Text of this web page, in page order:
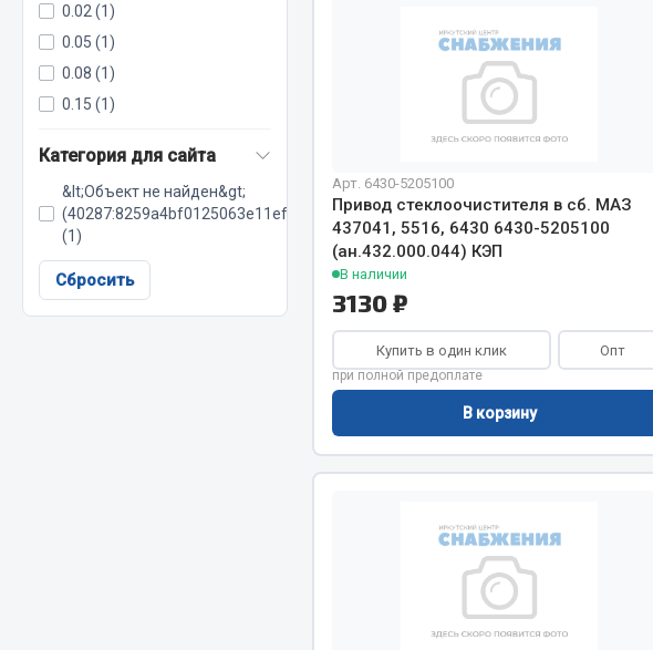
Весь раздел
Запчасти МАЗ
Система питания
Подвеска
Тормозная система
Двери
Окно ветровое
Двигатель
Запчасти Урал
Мост задний
Система питания
Система выпуска газа
Тормозная система
Подвеска
Двигатель
Система охлаждения
Сцепление
0.02 (1)
0.05 (1)
0.08 (1)
0.15 (1)
Категория для сайта
&lt;Объект не найден&gt;
(40287:8259a4bf0125063e11efef60c285d8fd)
(1)
Сбросить
Арт. 6430-5205100
Привод стеклоочистителя в сб. МАЗ
437041, 5516, 6430 6430-5205100
(ан.432.000.044) КЭП
В наличии
3130 ₽
Купить в один клик Опт
при полной предоплате
В корзину